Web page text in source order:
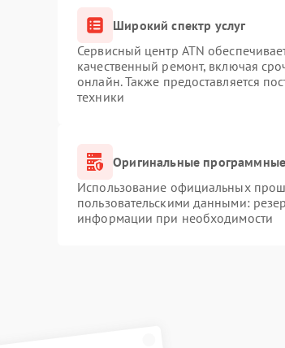
Широкий спектр услуг
Сервисный центр ATN
качественный ремонт, включая
онлайн. Также предоставляется
техники
Оригинальные
Использование официальных
пользовательскими данными:
информации при необходимости